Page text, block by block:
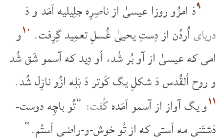
۹دَ امزُو روزا عیسیٰ از ناصِرِه جلِیلیه اَمَد و دَ
دریایاُردُن از دِستِ یحییٰ غُسلِ تعمِید گِرِفت. ۱۰و
امی که عیسیٰ از آو بُر شُد، اُو دِید که آسمو شَق شُد
و روح اُلقُدس دَ شکلِ یگ کَوتر دَ بَلِه ازُو نازِل شُد.
۱۱و یگ آواز از آسمو اَمَدهگُفت: ”تُو باچِه دوست-
دَشتَنی مه اَستی که از تُو خوش-و-راضی اَستُم.“